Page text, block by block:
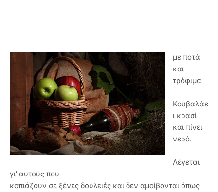
με ποτά
και
τρόφιμα
Κουβαλάε
ι κρασί
και πίνει
νερό.
Λέγεται
γι' αυτούς που
κοπιάζουν σε ξένες δουλειές και δεν αμοίβονται όπως